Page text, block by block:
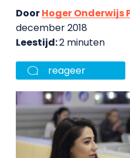
DoorHoger Onderwijs
december 2018
Leestijd:2 minuten
reageer